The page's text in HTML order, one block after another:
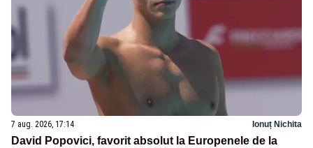
7 aug. 2026, 17:14 Ionuț Nichita
David Popovici, favorit absolut la Europenele de la